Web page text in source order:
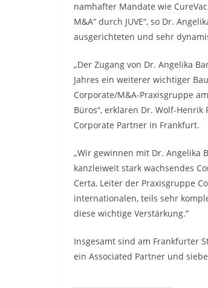
namhafter Mandate wie
M&A“ durch JUVE“, so Dr.
ausgerichteten und sehr
„Der Zugang von Dr. Angelika
Jahres ein weiterer wichtiger
Corporate/M&A-Praxisgruppe
Büros“, erklären Dr. Wolf-
Corporate Partner in Frankfurt.
„Wir gewinnen mit Dr. Angelika
kanzleiweit stark wachsendes
Certa, Leiter der Praxisgruppe
internationalen, teils sehr
diese wichtige Verstärkung.“
Insgesamt sind am Frankfurter
ein Associated Partner und